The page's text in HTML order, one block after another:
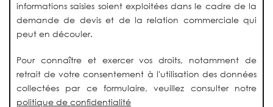
informations saisies soient exploitées dans le cadre de la
demande de devis et de la relation commerciale qui
peut en découler.
Pour connaître et exercer vos droits, notamment de
retrait de votre consentement à l'utilisation des données
collectées par ce formulaire, veuillez consulter notre
politique de confidentialité